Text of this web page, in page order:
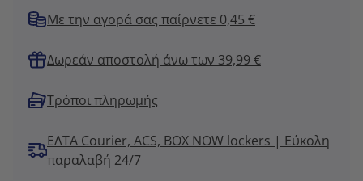
Με την αγορά σας παίρνετε 0,45 €
Δωρεάν αποστολή άνω των 39,99 €
Τρόποι πληρωμής
ΕΛΤΑ Courier, ACS, BOX NOW lockers | Εύκολη
παραλαβή 24/7